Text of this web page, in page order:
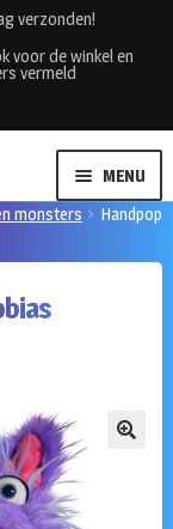
verzonden!
voor de winkel en
vermeld
MENU
monsters
Handpop